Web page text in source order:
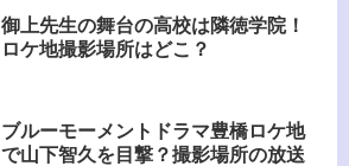
御上先生の舞台の高校は隣徳学院！
ロケ地撮影場所はどこ？
ブルーモーメントドラマ豊橋ロケ地
で山下智久を目撃？撮影場所の放送